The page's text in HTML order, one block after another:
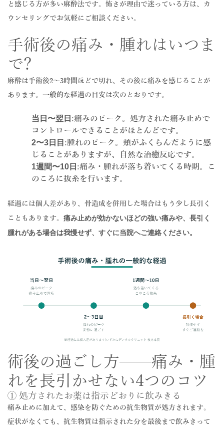
と感じる方が多い麻酔法です。怖さが理由で迷っている方は、カ
ウンセリングでお気軽にご相談ください。
手術後の痛み・腫れはいつま
で?
麻酔は手術後2〜3時間ほどで切れ、その後に痛みを感じることが
あります。一般的な経過の目安は次のとおりです。
当日〜翌日 :痛みのピーク。処方された痛み止めで
コントロールできることがほとんどです。
2〜3日目 :腫れのピーク。頬がふくらんだように感
じることがありますが、自然な治癒反応です。
1週間〜10日 :痛み・腫れが落ち着いてくる時期。こ
のころに抜糸を行います。
経過には個人差があり、骨造成を併用した場合はもう少し長引く
こともあります。 痛み止めが効かないほどの強い痛みや、長引く
腫れがある場合は我慢せず、すぐに当院へご連絡ください。
術後の過ごし方——痛み・腫
れを長引かせない4つのコツ
① 処方されたお薬は指示どおりに飲みきる
痛み止めに加えて、感染を防ぐための抗生物質が処方されます。
症状がなくても、抗生物質は指示された分を最後まで飲みきって